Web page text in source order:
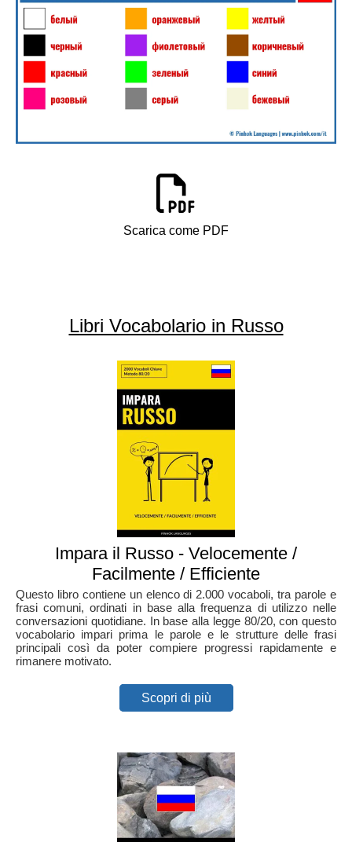
Scarica come PDF
Libri Vocabolario in Russo
Impara il Russo - Velocemente /
Facilmente / Efficiente
Questo libro contiene un elenco di 2.000 vocaboli, tra parole e
frasi comuni, ordinati in base alla frequenza di utilizzo nelle
conversazioni quotidiane. In base alla legge 80/20, con questo
vocabolario impari prima le parole e le strutture delle frasi
principali così da poter compiere progressi rapidamente e
rimanere motivato.
Scopri di più